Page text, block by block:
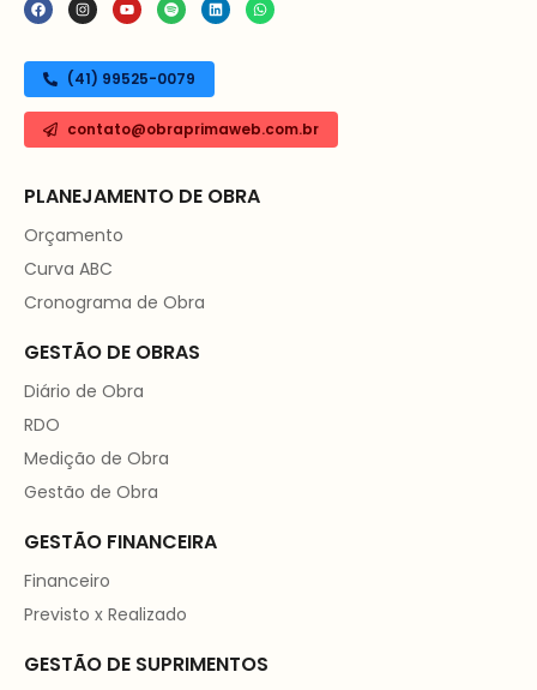
(41) 99525-0079
contato@obraprimaweb.com.br
PLANEJAMENTO DE OBRA
Orçamento
Curva ABC
Cronograma de Obra
GESTÃO DE OBRAS
Diário de Obra
RDO
Medição de Obra
Gestão de Obra
GESTÃO FINANCEIRA
Financeiro
Previsto x Realizado
GESTÃO DE SUPRIMENTOS